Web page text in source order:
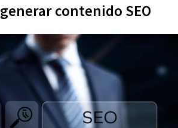
generar contenido SEO